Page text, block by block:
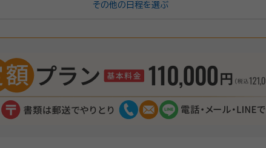
その他の日程を選ぶ